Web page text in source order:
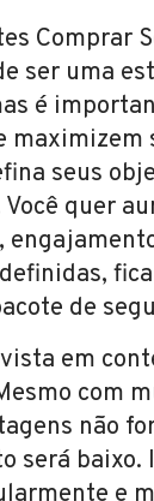
Comprar
ser uma
é
maximizem
seus
quer
de
em
com
não
será baixo.